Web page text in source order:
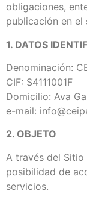
obligaciones,
publicación en
1. DATOS
Denominación:
CIF: S4111001F
Domicilio: Ava
e-mail:
2. OBJETO
A través del Sitio
posibilidad de
servicios.